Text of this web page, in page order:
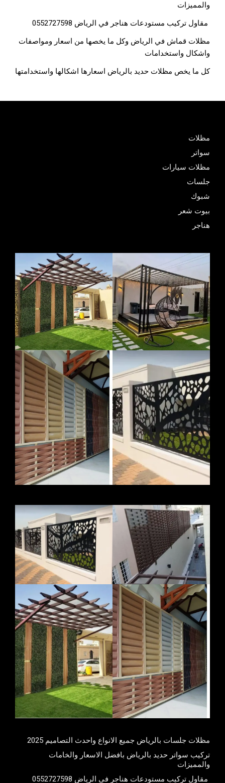
والمميزات
مقاول تركيب مستودعات هناجر في الرياض 0552727598
مظلات قماش في الرياض وكل ما يخصها من اسعار ومواصفات
واشكال واستخدامات
كل ما يخص مظلات حديد بالرياض اسعارها اشكالها واستخدامتها
مظلات
سواتر
مظلات سيارات
جلسات
شبوك
بيوت شعر
هناجر
مظلات جلسات بالرياض جميع الانواع واحدث التصاميم 2025
تركيب سواتر حديد بالرياض بافضل الاسعار والخامات
والمميزات
مقاول تركيب مستودعات هناجر في الرياض 0552727598